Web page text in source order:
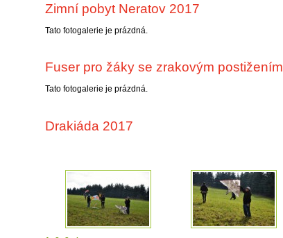
Zimní pobyt Neratov 2017
Tato fotogalerie je prázdná.
Fuser pro žáky se zrakovým postižením
Tato fotogalerie je prázdná.
Drakiáda 2017